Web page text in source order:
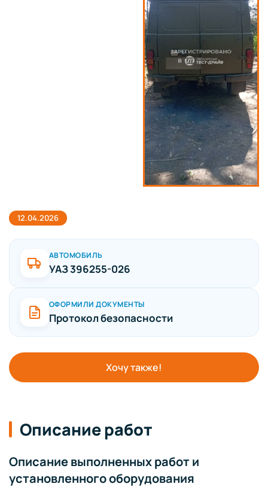
12.04.2026
АВТОМОБИЛЬ
УАЗ 396255-026
ОФОРМИЛИ ДОКУМЕНТЫ
Протокол безопасности
Хочу также!
Описание работ
Описание выполненных работ и
установленного оборудования